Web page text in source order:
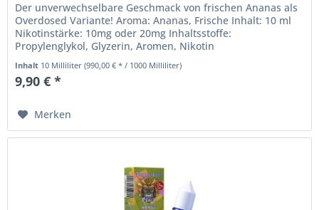
Der unverwechselbare Geschmack von frischen Ananas als
Overdosed Variante! Aroma: Ananas, Frische Inhalt: 10 ml
Nikotinstärke: 10mg oder 20mg Inhaltsstoffe:
Propylenglykol, Glyzerin, Aromen, Nikotin
Sicherheitshinweise: Nikotin Liquids...
Inhalt 10 Milliliter(990,00 € * / 1000 Milliliter)
9,90 € *
Merken